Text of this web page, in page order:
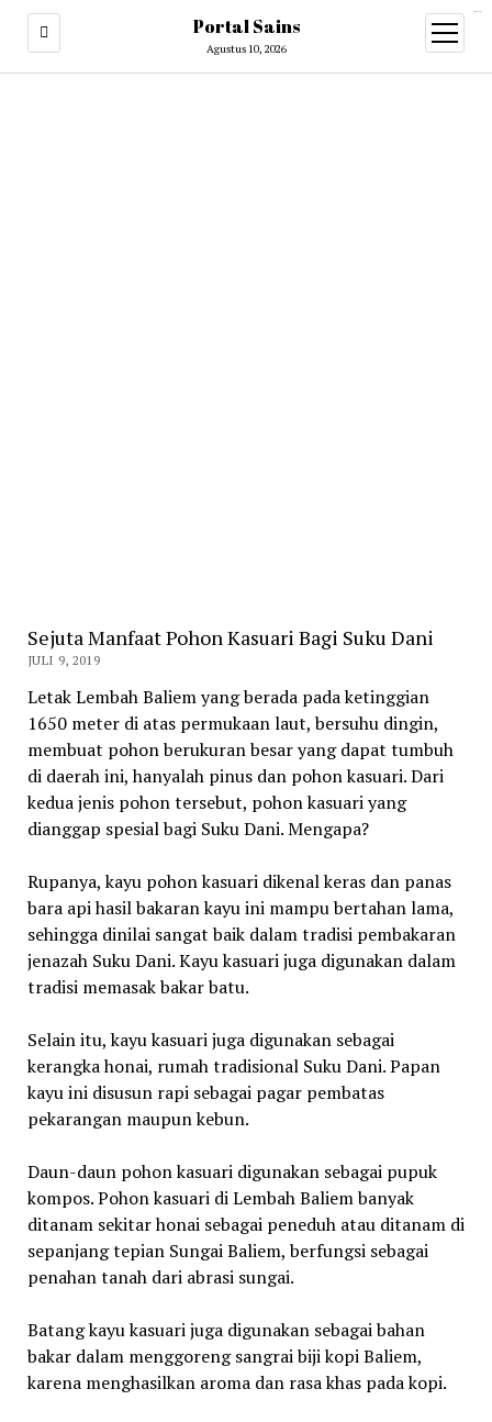
Portal Sains
Agustus 10, 2026
open
menu
Sejuta Manfaat Pohon Kasuari Bagi Suku Dani
JULI 9, 2019
Letak Lembah Baliem yang berada pada ketinggian
1650 meter di atas permukaan laut, bersuhu dingin,
membuat pohon berukuran besar yang dapat tumbuh
di daerah ini, hanyalah pinus dan pohon kasuari. Dari
kedua jenis pohon tersebut, pohon kasuari yang
dianggap spesial bagi Suku Dani. Mengapa?
Rupanya, kayu pohon kasuari dikenal keras dan panas
bara api hasil bakaran kayu ini mampu bertahan lama,
sehingga dinilai sangat baik dalam tradisi pembakaran
jenazah Suku Dani. Kayu kasuari juga digunakan dalam
tradisi memasak bakar batu.
Selain itu, kayu kasuari juga digunakan sebagai
kerangka honai, rumah tradisional Suku Dani. Papan
kayu ini disusun rapi sebagai pagar pembatas
pekarangan maupun kebun.
Daun-daun pohon kasuari digunakan sebagai pupuk
kompos. Pohon kasuari di Lembah Baliem banyak
ditanam sekitar honai sebagai peneduh atau ditanam di
sepanjang tepian Sungai Baliem, berfungsi sebagai
penahan tanah dari abrasi sungai.
Batang kayu kasuari juga digunakan sebagai bahan
bakar dalam menggoreng sangrai biji kopi Baliem,
karena menghasilkan aroma dan rasa khas pada kopi.